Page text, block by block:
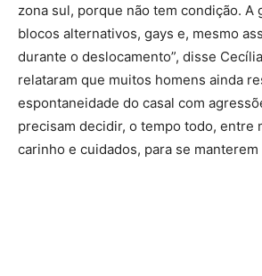
zona sul, porque não tem condição. A
blocos alternativos, gays e, mesmo
durante o deslocamento”, disse
relataram que muitos homens ainda
espontaneidade do casal com
precisam decidir, o tempo todo, entre
carinho e cuidados, para se manterem